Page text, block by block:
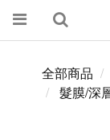
全部商品
髮膜/深